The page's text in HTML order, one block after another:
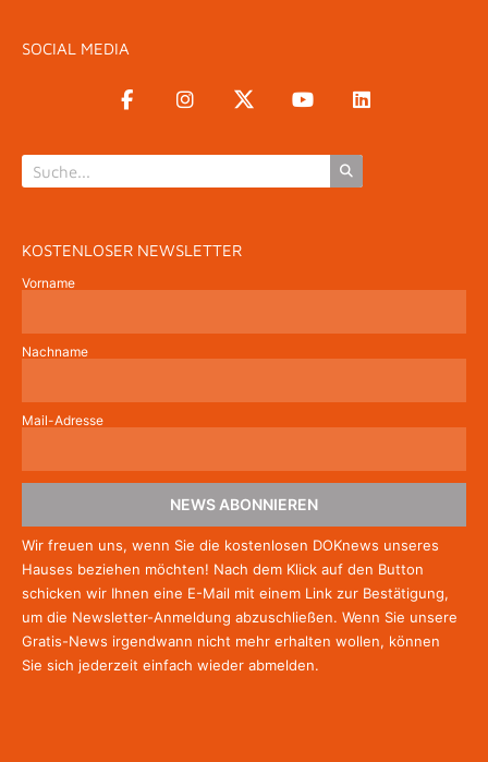
SOCIAL MEDIA
KOSTENLOSER NEWSLETTER
Vorname
Nachname
Mail-Adresse
NEWS ABONNIEREN
Wir freuen uns, wenn Sie die kostenlosen DOKnews unseres
Hauses beziehen möchten! Nach dem Klick auf den Button
schicken wir Ihnen eine E-Mail mit einem Link zur Bestätigung,
um die Newsletter-Anmeldung abzuschließen. Wenn Sie unsere
Gratis-News irgendwann nicht mehr erhalten wollen, können
Sie sich jederzeit einfach wieder abmelden.